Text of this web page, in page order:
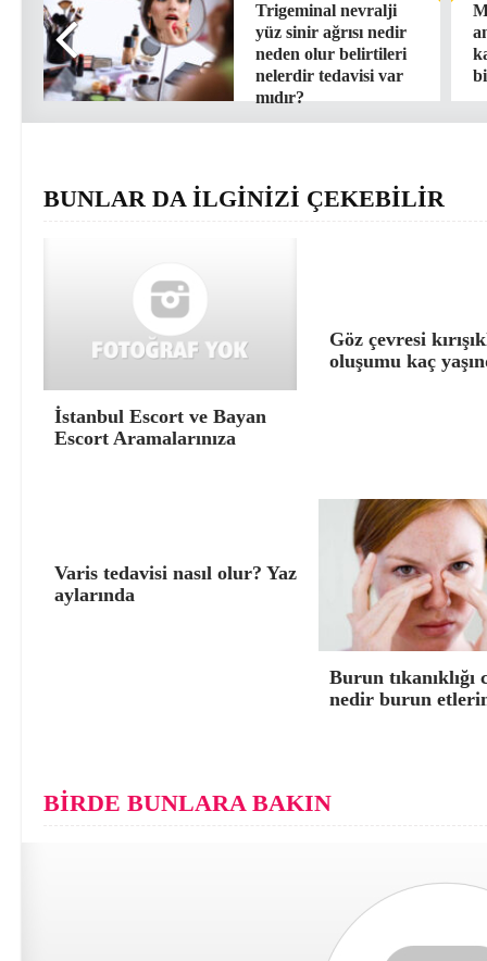
Trigeminal nevralji
yüz sinir ağrısı nedir
neden olur belirtileri
nelerdir tedavisi var
mıdır?
BUNLAR DA İLGİNİZİ ÇEKEBİLİR
İstanbul Escort ve Bayan
Escort Aramalarınıza
Göz çevresi
oluşumu kaç
Varis tedavisi nasıl olur? Yaz
aylarında
Burun tıkanıklığı
nedir burun
BİRDE BUNLARA BAKIN